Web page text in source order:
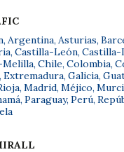
, Argentina, Asturias,
, Castilla-León, Castilla-
Melilla, Chile, Colombia,
, Extremadura, Galicia,
, Madrid, Méjico,
, Paraguay, Perú,